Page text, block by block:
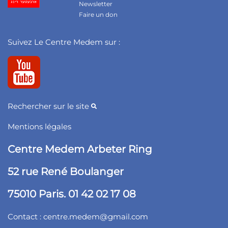
Newsletter
Faire un don
Suivez Le Centre Medem sur :
Rechercher sur le site
Mentions légales
Centre Medem Arbeter Ring
52 rue René Boulanger
75010 Paris. 01 42 02 17 08
Contact : centre.medem@gmail.com